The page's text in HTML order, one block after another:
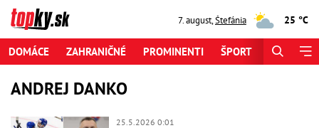
7. august,Štefánia 25 °C
DOMÁCE ZAHRANIČNÉ PROMINENTI ŠPORT
ANDREJ DANKO
25.5.2026 0:01